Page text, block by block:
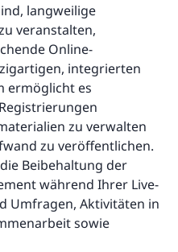
langweilige
veranstalten,
Online-
integrierten
ermöglicht es
zu verwalten
zu veröffentlichen.
Beibehaltung der
während Ihrer Live-
Umfragen, Aktivitäten in
sowie